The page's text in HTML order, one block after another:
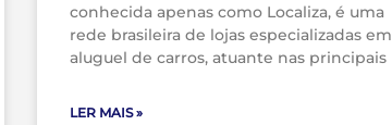
conhecida apenas como Localiza, é uma
rede brasileira de lojas especializadas em
aluguel de carros, atuante nas principais
LER MAIS »